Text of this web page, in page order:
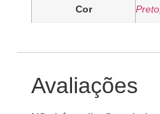
Cor Preto
Avaliações